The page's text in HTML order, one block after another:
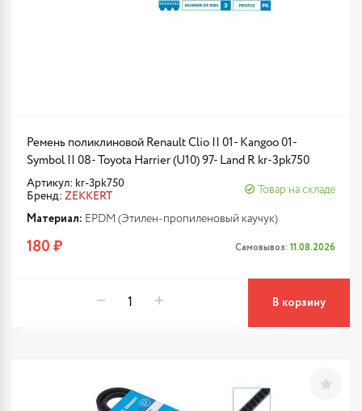
Ремень поликлиновой Renault Clio II 01- Kangoo 01-
Symbol II 08- Toyota Harrier (U10) 97- Land R kr-3pk750
Артикул: kr-3pk750
Бренд: ZEKKERT
Товар на складе
Материал: EPDM (Этилен-пропиленовый каучук)
180 ₽ Самовывоз: 11.08.2026
В корзину